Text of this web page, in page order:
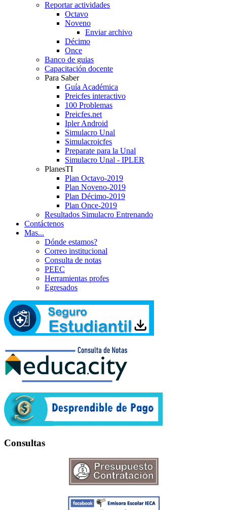
Reportar actividades
Octavo
Noveno
Enviar archivo
Décimo
Once
Banco de guias
Capacitación docente
Para Saber
Guía Académica
Preicfes interactivo
100 Problemas
Preicfes.net
Ipler Android
Simulacro Unal
Simulacroicfes
Preparate para la Unal
Simulacro Unal - IPLER
PlanesTI
Plan Octavo-2019
Plan Noveno-2019
Plan Décimo-2019
Plan Once-2019
Resultados Simulacro Entrenando
Contáctenos
Mas...
Dónde estamos?
Correo institucional
Consulta de notas
PEEC
Herramientas profes
Egresados
Consultas